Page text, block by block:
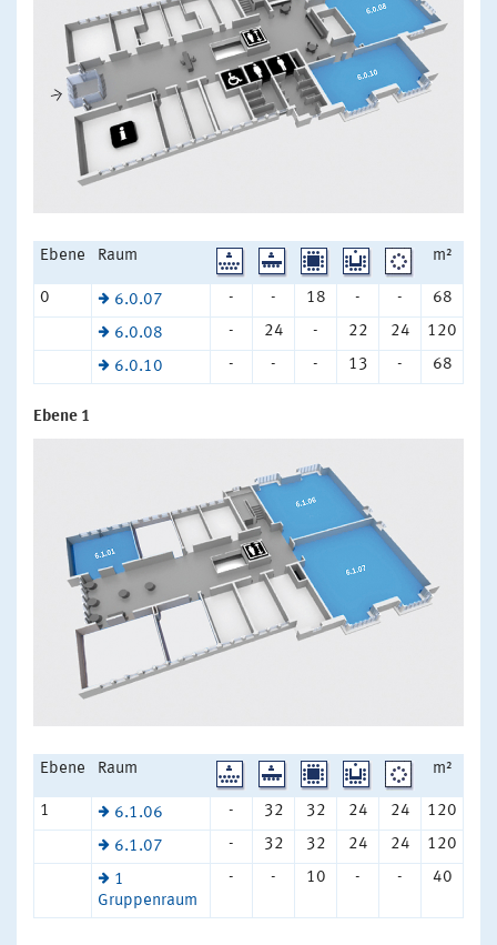
Ebene Raum m²
0 6.0.07 - - 18 - - 68
6.0.08 - 24 - 22 24 120
6.0.10 - - - 13 - 68
Ebene 1
Ebene Raum m²
1 6.1.06 - 32 32 24 24 120
6.1.07 - 32 32 24 24 120
1
Gruppenraum
- - 10 - - 40